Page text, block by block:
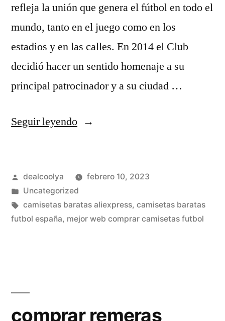
refleja la unión que genera el fútbol en todo el
mundo, tanto en el juego como en los
estadios y en las calles. En 2014 el Club
decidió hacer un sentido homenaje a su
principal patrocinador y a su ciudad …
Seguir leyendo«nuevas
santander»
Publicado
por
dealcoolya
febrero 10, 2023
Publicado
en
Uncategorized
Etiquetas:
camisetas baratas aliexpress, camisetas baratas
futbol españa, mejor web comprar camisetas futbol
comprar remeras